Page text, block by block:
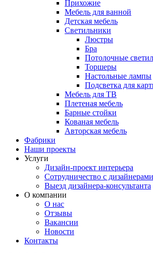
Прихожие
Мебель для ванной
Детская мебель
Светильники
Люстры
Бра
Потолочные
Торшеры
Настольные лампы
Подсветка для
Мебель для ТВ
Плетеная мебель
Барные стойки
Кованая мебель
Авторская мебель
Фабрики
Наши проекты
Услуги
Дизайн-проект интерьера
Сотрудничество с дизайнерами
Выезд дизайнера-консультанта
О компании
О нас
Отзывы
Вакансии
Новости
Контакты